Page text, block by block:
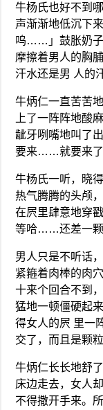
牛杨氏也好不到
声渐渐地低沉下
呜……」鼓胀奶子
摩擦着男人的胸
汗水还是男 人的
牛炳仁一直苦苦
上了一阵阵地酸
龇牙咧嘴地叫了
要来……就要来
牛杨氏一听，晓
热气腾腾的头颅
在屄里肆意地穿
等哈……还差一颗
男人只是不听话
紧箍着肉棒的肉
十来个回合不到
猛地一顿僵硬起
得女人的屄 里一
交了，而且是颗粒
牛炳仁长长地舒
床边走去，女人
不得撒开手来。